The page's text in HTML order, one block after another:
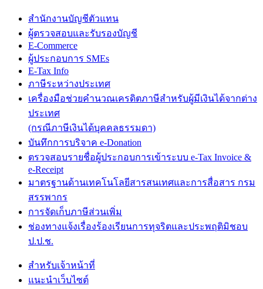
สำนักงานบัญชีตัวแทน
ผู้ตรวจสอบและรับรองบัญชี
E-Commerce
ผู้ประกอบการ SMEs
E-Tax Info
ภาษีระหว่างประเทศ
เครื่องมือช่วยคำนวณเครดิตภาษีสำหรับผู้มีเงินได้จากต่าง
ประเทศ
(กรณีภาษีเงินได้บุคคลธรรมดา)
บันทึกการบริจาค e-Donation
ตรวจสอบรายชื่อผู้ประกอบการเข้าระบบ e-Tax Invoice &
e-Receipt
มาตรฐานด้านเทคโนโลยีสารสนเทศและการสื่อสาร กรม
สรรพากร
การจัดเก็บภาษีส่วนเพิ่ม
ช่องทางแจ้งเรื่องร้องเรียนการทุจริตและประพฤติมิชอบ
ป.ป.ช.
สำหรับเจ้าหน้าที่
แนะนำเว็บไซต์